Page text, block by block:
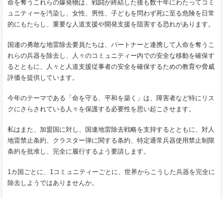
命を奪うこれらの爆発物は、戦闘が終結した後も数十年にわたってコミ
ュニティーを汚染し、女性、男性、子どもを問わず死に至る危険を日常
的にもたらし、重要な人道支援や開発支援を阻害する恐れがあります。
国連の勇敢な地雷除去要員たちは、パートナーと連携して人命を奪うこ
れらの兵器を除去し、人々のコミュニティー内での安全な移動を確保す
るとともに、人々と人道支援従事者の安全を確保するための教育や脅威
評価を提供しています。
今年のテーマである「命を守る、平和を築く」は、障害者など特にリス
クにさらされている人々を保護する必要性を思い起こさせます。
私はまた、加盟国に対し、国連地雷除去戦略を支持するとともに、対人
地雷禁止条約、クラスター弾に関する条約、特定通常兵器使用禁止制限
条約を批准し、完全に履行するよう要請します。
1カ国ごとに、1コミュニティーごとに、世界からこうした兵器を完全に
除去しようではありませんか。